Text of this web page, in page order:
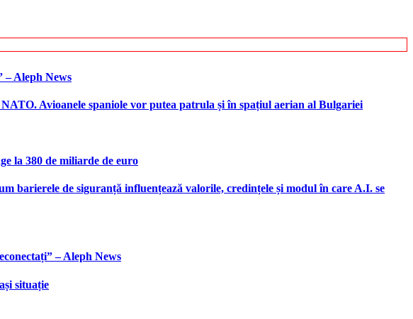
– Aleph News
Avioanele spaniole vor putea patrula și în spațiul aerian al Bulgariei
la 380 de miliarde de euro
barierele de siguranță influențează valorile, credințele și modul în care A.I. se
– Aleph News
situație